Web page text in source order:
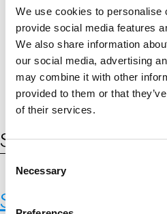
We use cookies to personalise
provide social media features
We also share information
our social media, advertising
may combine it with other
provided to them or that
of their services.
C
s
Necessary
Cerca: DE
Schlagwort:
Sonja Yakovleva,